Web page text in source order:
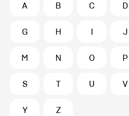
A B C D
G H I J
M N O P
S T U V
Y Z